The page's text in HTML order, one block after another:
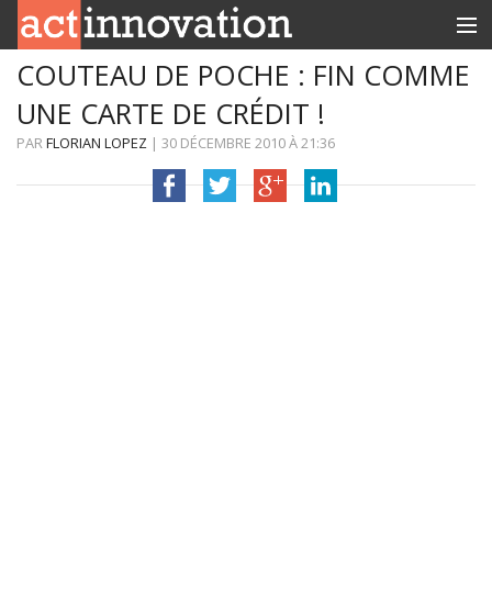
RUBRIQUES
INNOBOX
COUTEAU DE POCHE : FIN COMME
UNE CARTE DE CRÉDIT !
PARFLORIAN LOPEZ | 30 DÉCEMBRE 2010À21:36